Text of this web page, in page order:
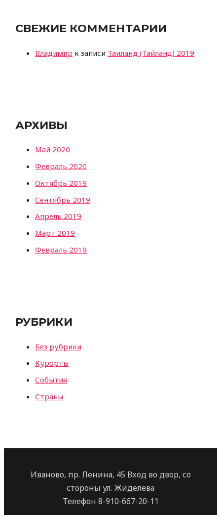
СВЕЖИЕ КОММЕНТАРИИ
Владимир к записи Таиланд (Тайланд) 2019
АРХИВЫ
Май 2020
Февраль 2020
Октябрь 2019
Сентябрь 2019
Апрель 2019
Март 2019
Февраль 2019
РУБРИКИ
Без рубрики
Курорты
События
Страны
Иваново, пр. Ленина, 45 Вход во двор, со
стороны ул. Жиделева
Телефон 8-910-667-20-11